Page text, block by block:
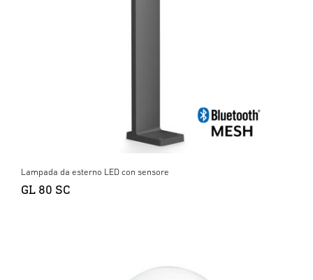
Lampada da esterno LED con sensore
GL 80 SC